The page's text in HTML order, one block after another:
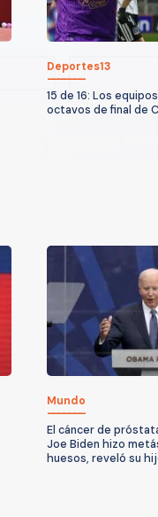
Deportes13
15 de 16: Los
octavos de final de
Mundo
El cáncer de
Joe Biden hizo
huesos, reveló su